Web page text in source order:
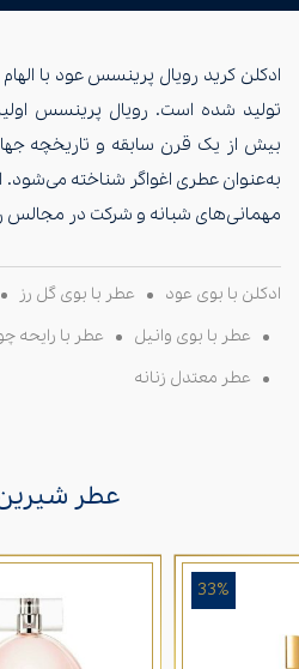
ادکلن کرید رویال پرینسس عود با
تولید شده است. رویال پرینسس
بیش از یک قرن سابقه و تاریخچه
به‌عنوان عطری اغواگر شناخته می‌شود.
مهمانی‌های شبانه و شرکت در
ادکلن با بوی عود عطر با بوی گل رز
عطر با بوی وانیل
عطر با رایحه
عطر معتدل زنانه
عطر شیرین
33%